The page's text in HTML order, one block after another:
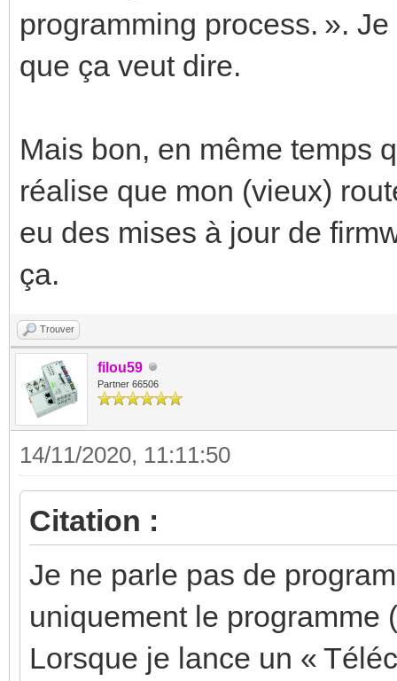
programming process. ».
que ça veut dire.
Mais bon, en même temps
réalise que mon (vieux)
eu des mises à jour de
ça.
Trouver
filou59
Partner 66506
14/11/2020, 11:11:50
Citation :
Je ne parle pas de
uniquement le programme
Lorsque je lance un «